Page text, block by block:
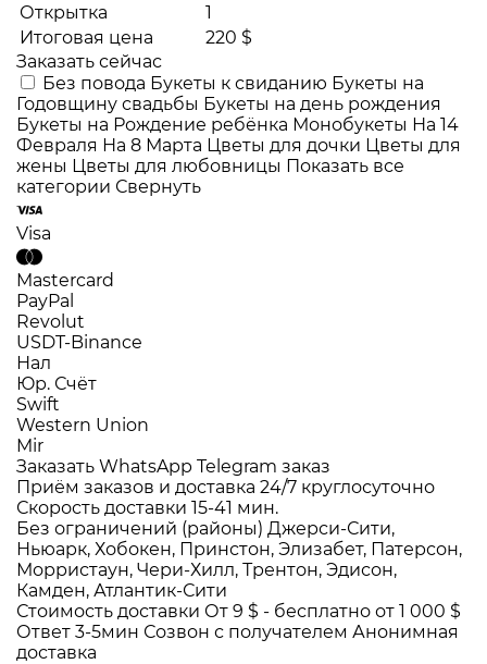
Открытка
1
Итоговая цена
220 $
Заказать сейчас
Без повода Букеты к свиданию Букеты на
Годовщину свадьбы Букеты на день рождения
Букеты на Рождение ребёнка Монобукеты На 14
Февраля На 8 Марта Цветы для дочки Цветы для
жены Цветы для любовницы Показать все
категории Свернуть
Visa
Mastercard
PayPal
Revolut
USDT-Binance
Нал
Юр. Счёт
Swift
Western Union
Mir
Заказать WhatsApp Telegram заказ
Приём заказов и доставка 24/7 круглосуточно
Скорость доставки 15-41 мин.
Без ограничений (районы) Джерси-Сити,
Ньюарк, Хобокен, Принстон, Элизабет, Патерсон,
Морристаун, Чери-Хилл, Трентон, Эдисон,
Камден, Атлантик-Сити
Стоимость доставки От 9 $ - бесплатно от 1 000 $
Ответ 3-5мин Созвон с получателем Анонимная
доставка